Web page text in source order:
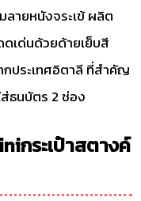
ลายหนังจระเข้ ผลิต
เด่นด้วยด้ายเย็บสี
กประเทศอิตาลี ที่สำคัญ
ธนบัตร 2 ช่อง
กระเป๋าสตางค์